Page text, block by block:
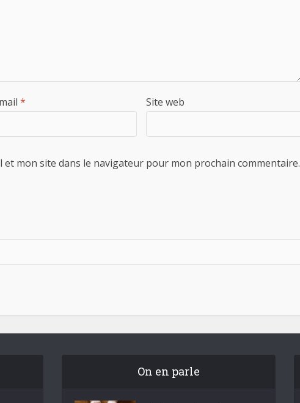
* Site web
mon site dans le navigateur pour mon prochain commentaire.
On en parle